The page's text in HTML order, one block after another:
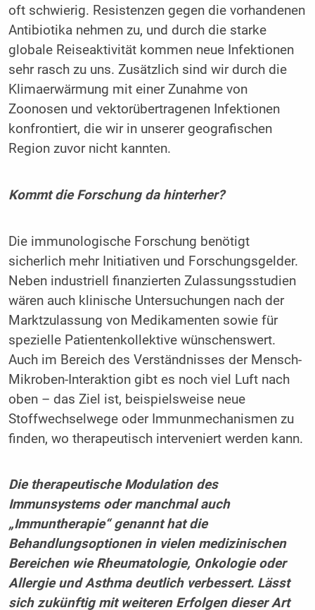
oft schwierig. Resistenzen gegen die vorhandenen
Antibiotika nehmen zu, und durch die starke
globale Reiseaktivität kommen neue Infektionen
sehr rasch zu uns. Zusätzlich sind wir durch die
Klimaerwärmung mit einer Zunahme von
Zoonosen und vektorübertragenen Infektionen
konfrontiert, die wir in unserer geografischen
Region zuvor nicht kannten.
Kommt die Forschung da hinterher?
Die immunologische Forschung benötigt
sicherlich mehr Initiativen und Forschungsgelder.
Neben industriell finanzierten Zulassungsstudien
wären auch klinische Untersuchungen nach der
Marktzulassung von Medikamenten sowie für
spezielle Patientenkollektive wünschenswert.
Auch im Bereich des Verständnisses der Mensch-
Mikroben-Interaktion gibt es noch viel Luft nach
oben – das Ziel ist, beispielsweise neue
Stoffwechselwege oder Immunmechanismen zu
finden, wo therapeutisch interveniert werden kann.
Die therapeutische Modulation des
Immunsystems oder manchmal auch
„Immuntherapie“ genannt hat die
Behandlungsoptionen in vielen medizinischen
Bereichen wie Rheumatologie, Onkologie oder
Allergie und Asthma deutlich verbessert. Lässt
sich zukünftig mit weiteren Erfolgen dieser Art